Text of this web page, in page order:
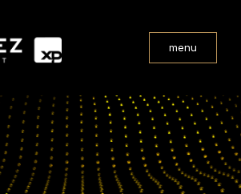
menu